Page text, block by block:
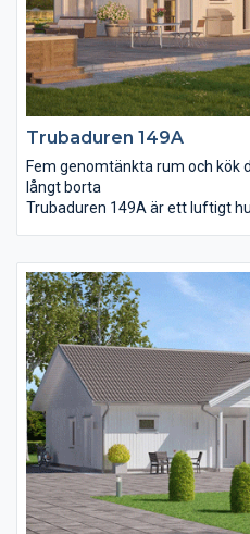
Trubaduren 149A
Fem genomtänkta rum och kök
långt borta
Trubaduren 149A är ett luftigt
och öppna tak skänker ljus och
att umgås och trivas på.
skjutparti som tar er ut till den
är centralt placerat och dess
köksö gör det extra
Föräldrasovrummet har
closet.